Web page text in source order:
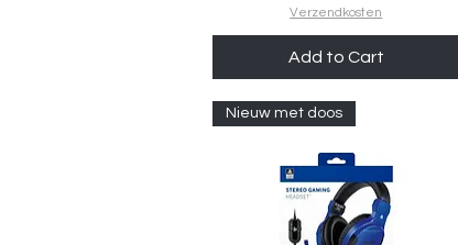
Verzendkosten
Add to Cart
Nieuw met doos